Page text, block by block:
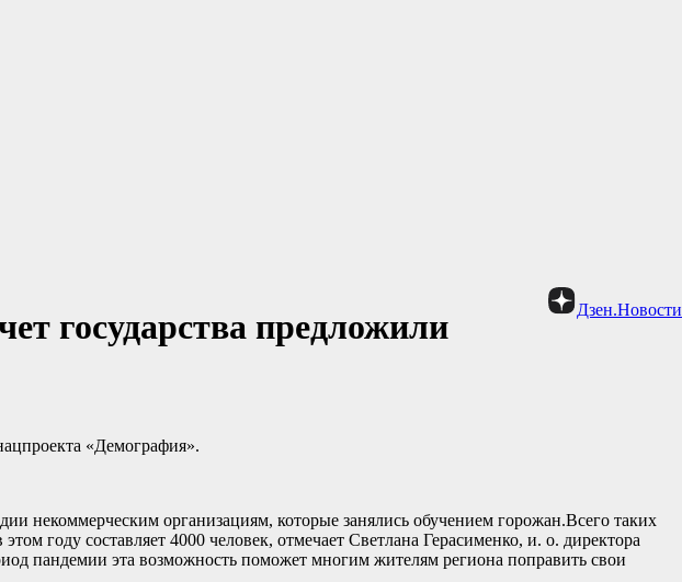
Дзен.Новости
государства предложили
«Демография».
некоммерческим организациям, которые занялись обучением горожан.Всего таких
году составляет 4000 человек, отмечает Светлана Герасименко, и. о. директора
пандемии эта возможность поможет многим жителям региона поправить свои